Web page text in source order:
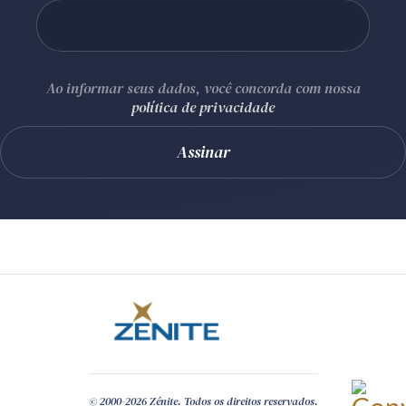
Ao informar seus dados, você concorda com nossa
política de privacidade
© 2000-2026 Zênite. Todos os direitos reservados.